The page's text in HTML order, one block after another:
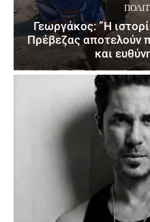
Γεωργάκος: ”Η
Πρέβεζας αποτελούν
και